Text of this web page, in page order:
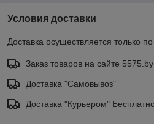
Условия доставки
Доставка осуществляется только
Заказ товаров на сайте 5575.by
Доставка "Самовывоз"
Доставка "Курьером"